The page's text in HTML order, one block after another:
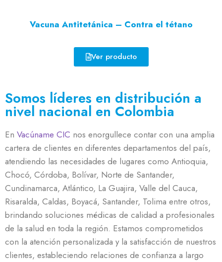
Vacuna Antitetánica – Contra el tétano
Ver producto
Somos líderes en distribución a
nivel nacional en Colombia
En Vacúname CIC nos enorgullece contar con una amplia
cartera de clientes en diferentes departamentos del país,
atendiendo las necesidades de lugares como Antioquia,
Chocó, Córdoba, Bolívar, Norte de Santander,
Cundinamarca, Atlántico, La Guajira, Valle del Cauca,
Risaralda, Caldas, Boyacá, Santander, Tolima entre otros,
brindando soluciones médicas de calidad a profesionales
de la salud en toda la región. Estamos comprometidos
con la atención personalizada y la satisfacción de nuestros
clientes, estableciendo relaciones de confianza a largo